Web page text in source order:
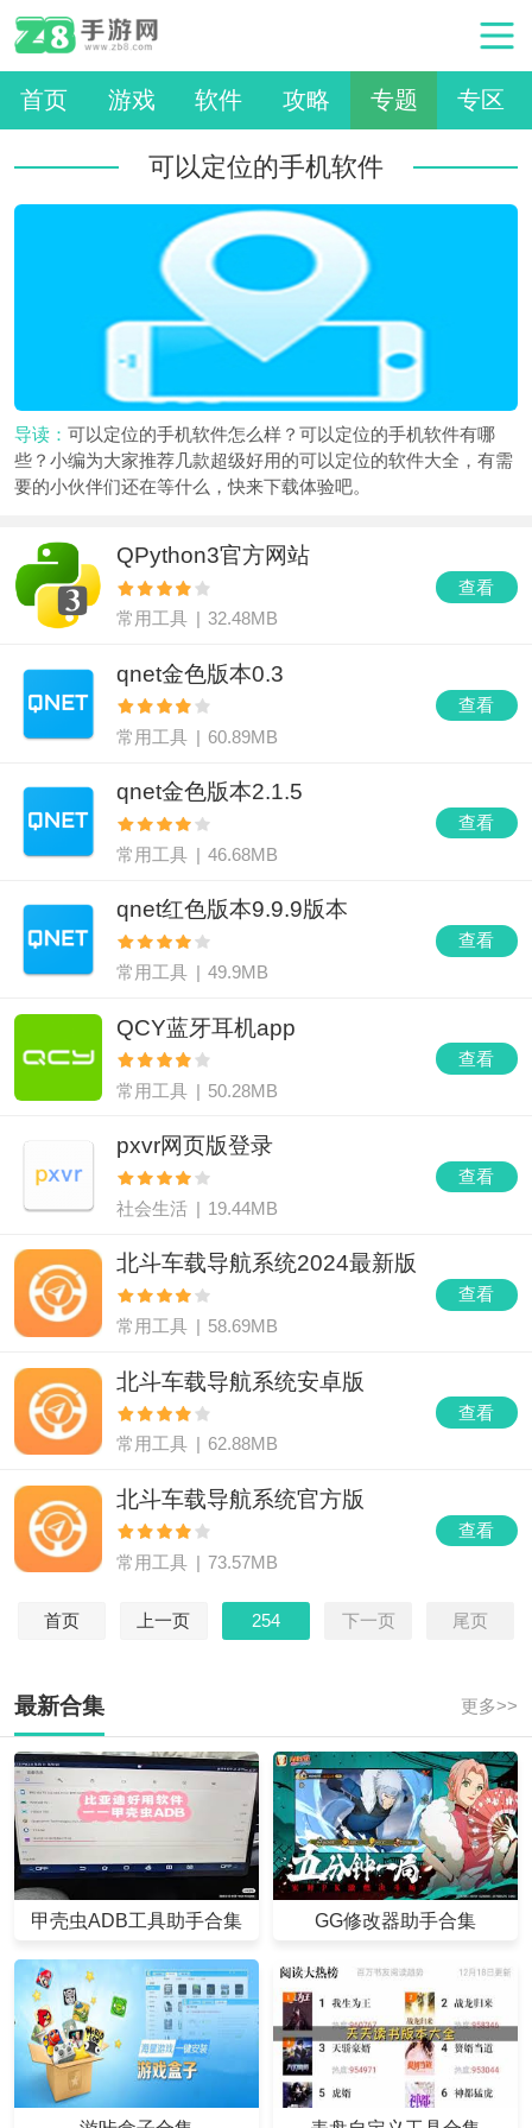
首页 游戏 软件 攻略 专题 专区
可以定位的手机软件
导读：可以定位的手机软件怎么样？可以定位的手机软件有哪
些？小编为大家推荐几款超级好用的可以定位的软件大全，有需
要的小伙伴们还在等什么，快来下载体验吧。
查看
QPython3官方网站
常用工具 | 32.48MB
查看
qnet金色版本0.3
常用工具 | 60.89MB
查看
qnet金色版本2.1.5
常用工具 | 46.68MB
查看
qnet红色版本9.9.9版本
常用工具 | 49.9MB
查看
QCY蓝牙耳机app
常用工具 | 50.28MB
查看
pxvr网页版登录
社会生活 | 19.44MB
查看
北斗车载导航系统2024最新版
常用工具 | 58.69MB
查看
北斗车载导航系统安卓版
常用工具 62.88MB
查看
北斗车载导航系统官方版
常用工具 | 73.57MB
首页 上一页 254 下一页 尾页
最新合集 更多>>
甲壳虫ADB工具助手合集 GG修改器助手合集